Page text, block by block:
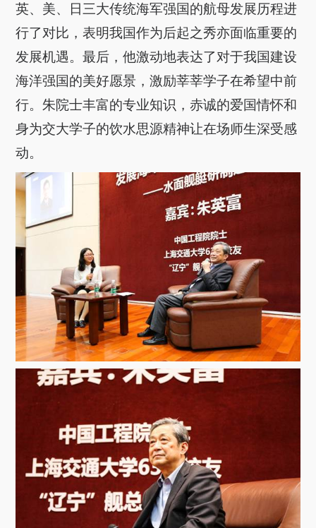
英、美、日三大传统海军强国的航母发展历程进
行了对比，表明我国作为后起之秀亦面临重要的
发展机遇。最后，他激动地表达了对于我国建设
海洋强国的美好愿景，激励莘莘学子在希望中前
行。朱院士丰富的专业知识，赤诚的爱国情怀和
身为交大学子的饮水思源精神让在场师生深受感
动。